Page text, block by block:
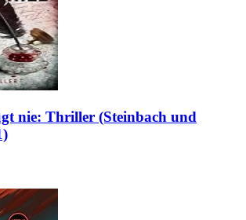
nie: Thriller (Steinbach und